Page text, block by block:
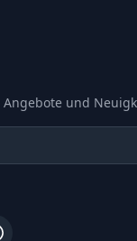
Angebote und